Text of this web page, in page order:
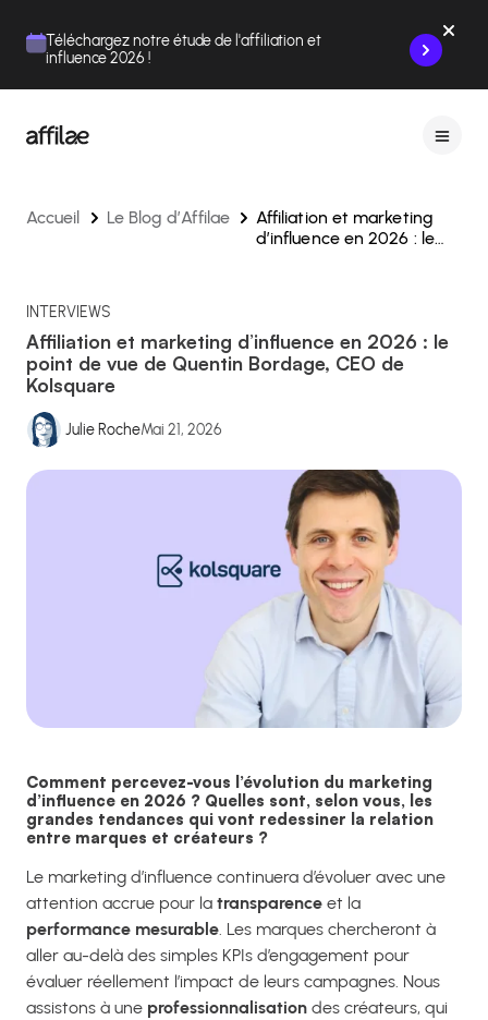
Téléchargez notre étude de l'affiliation et
influence 2026 !
Accueil Le Blog d’Affilae
Affiliation et marketing
d’influence en 2026 : le
INTERVIEWS
Affiliation et marketing d’influence en 2026 : le
point de vue de Quentin Bordage, CEO de
Kolsquare
Julie RocheMai 21, 2026
Comment percevez-vous l’évolution du marketing
d’influence en 2026 ? Quelles sont, selon vous, les
grandes tendances qui vont redessiner la relation
entre marques et créateurs ?
Le marketing d’influence continuera d’évoluer avec une
attention accrue pour la transparence et la
performance mesurable. Les marques chercheront à
aller au-delà des simples KPIs d’engagement pour
évaluer réellement l’impact de leurs campagnes. Nous
assistons à une professionnalisation des créateurs, qui